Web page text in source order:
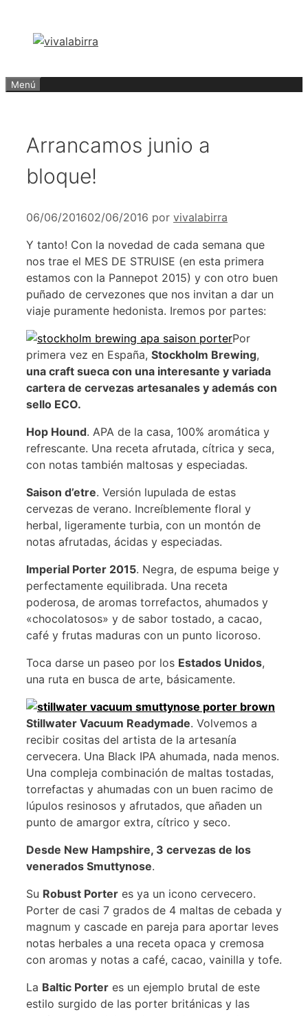
contenido
Menú
Arrancamos junio a
bloque!
06/06/201602/06/2016 por vivalabirra
Y tanto! Con la novedad de cada semana que
nos trae el MES DE STRUISE (en esta primera
estamos con la Pannepot 2015) y con otro buen
puñado de cervezones que nos invitan a dar un
viaje puramente hedonista. Iremos por partes:
Por
primera vez en España, Stockholm Brewing,
una craft sueca con una interesante y variada
cartera de cervezas artesanales y además con
sello ECO.
Hop Hound. APA de la casa, 100% aromática y
refrescante. Una receta afrutada, cítrica y seca,
con notas también maltosas y especiadas.
Saison d’etre. Versión lupulada de estas
cervezas de verano. Increíblemente floral y
herbal, ligeramente turbia, con un montón de
notas afrutadas, ácidas y especiadas.
Imperial Porter 2015. Negra, de espuma beige y
perfectamente equilibrada. Una receta
poderosa, de aromas torrefactos, ahumados y
«chocolatosos» y de sabor tostado, a cacao,
café y frutas maduras con un punto licoroso.
Toca darse un paseo por los Estados Unidos,
una ruta en busca de arte, básicamente.
Stillwater Vacuum Readymade. Volvemos a
recibir cositas del artista de la artesanía
cervecera. Una Black IPA ahumada, nada menos.
Una compleja combinación de maltas tostadas,
torrefactas y ahumadas con un buen racimo de
lúpulos resinosos y afrutados, que añaden un
punto de amargor extra, cítrico y seco.
Desde New Hampshire, 3 cervezas de los
venerados Smuttynose.
Su Robust Porter es ya un icono cervecero.
Porter de casi 7 grados de 4 maltas de cebada y
magnum y cascade en pareja para aportar leves
notas herbales a una receta opaca y cremosa
con aromas y notas a café, cacao, vainilla y tofe.
La Baltic Porter es un ejemplo brutal de este
estilo surgido de las porter británicas y las